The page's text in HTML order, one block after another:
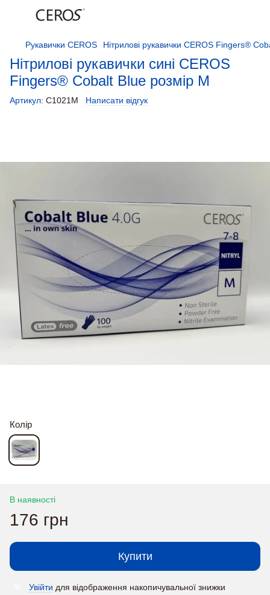
Рукавички CEROS Нітрилові рукавички CEROS Fingers®
Нітрилові рукавички сині CEROS
Fingers® Cobalt Blue розмір M
Артикул: С1021M Написати відгук
Колір
В наявності
176 грн
Купити
Увійти для відображення накопичувальної знижки